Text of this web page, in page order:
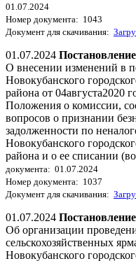
01.07.2024
Номер документа: 1043
Документ для скачивания:
01.07.2024
О внесении изменений в
Новокубанского
района от 04августа2020
Положения о комиссии,
вопросов о признании
задолженности по
Новокубанского
района и о ее списании
документа: 01.07.2024
Номер документа: 1037
Документ для скачивания:
01.07.2024
Об организации
сельскохозяйственных
Новокубанского